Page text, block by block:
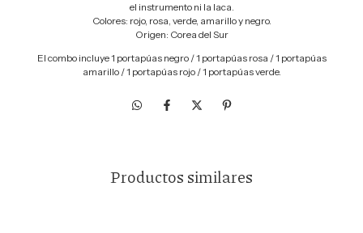
el instrumento ni la laca.
Colores: rojo, rosa, verde, amarillo y negro.
Origen: Corea del Sur
El combo incluye 1 portapúas negro / 1 portapúas rosa / 1 portapúas
amarillo / 1 portapúas rojo / 1 portapúas verde.
Productos similares